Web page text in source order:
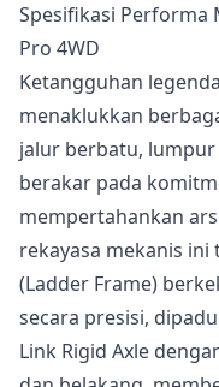
Spesifikasi Performa
Pro 4WD
Ketangguhan
menaklukkan
jalur berbatu,
berakar pada
mempertahankan
rekayasa mekanis
(Ladder Frame)
secara presisi,
Link Rigid Axle